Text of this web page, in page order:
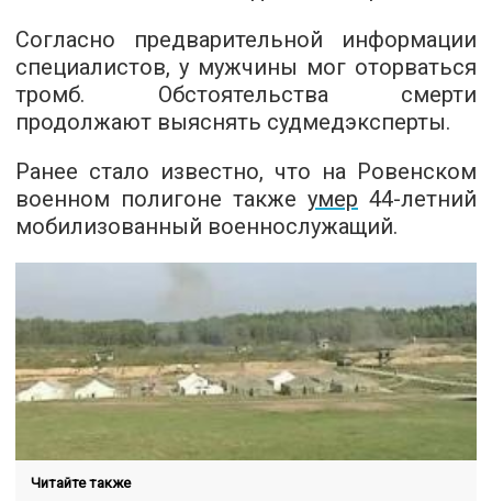
Согласно предварительной информации
специалистов, у мужчины мог оторваться
тромб. Обстоятельства смерти
продолжают выяснять судмедэксперты.
Ранее стало известно, что на Ровенском
военном полигоне также умер 44-летний
мобилизованный военнослужащий.
Читайте также